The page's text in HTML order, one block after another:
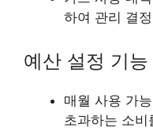
하여 관리 결
예산 설정 기능
매월 사용 가
초과하는 소